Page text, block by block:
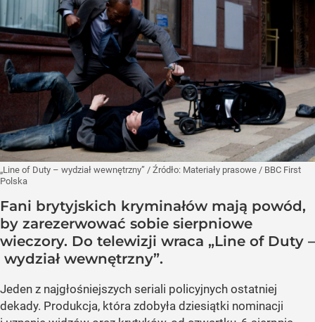
„Line of Duty – wydział wewnętrzny” / Źródło: Materiały prasowe / BBC First
Polska
Fani brytyjskich kryminałów mają powód,
by zarezerwować sobie sierpniowe
wieczory. Do telewizji wraca „Line of Duty –
wydział wewnętrzny”.
Jeden z najgłośniejszych seriali policyjnych ostatniej
dekady. Produkcja, która zdobyła dziesiątki nominacji